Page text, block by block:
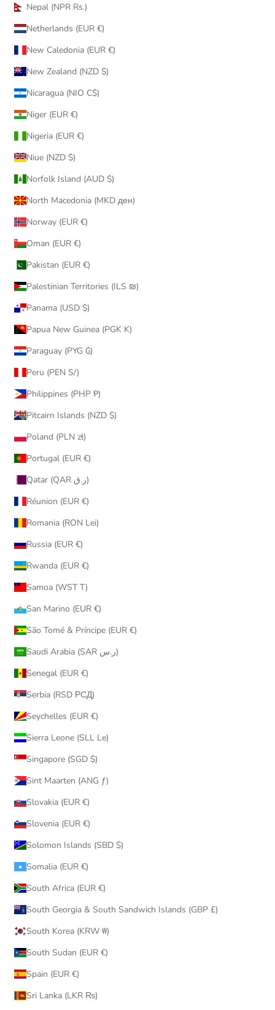
Nepal (NPR Rs.)
Netherlands (EUR €)
New Caledonia (EUR €)
New Zealand (NZD $)
Nicaragua (NIO C$)
Niger (EUR €)
Nigeria (EUR €)
Niue (NZD $)
Norfolk Island (AUD $)
North Macedonia (MKD ден)
Norway (EUR €)
Oman (EUR €)
Pakistan (EUR €)
Palestinian Territories (ILS ₪)
Panama (USD $)
Papua New Guinea (PGK K)
Paraguay (PYG ₲)
Peru (PEN S/)
Philippines (PHP ₱)
Pitcairn Islands (NZD $)
Poland (PLN zł)
Portugal (EUR €)
Qatar (QAR ر.ق)
Réunion (EUR €)
Romania (RON Lei)
Russia (EUR €)
Rwanda (EUR €)
Samoa (WST T)
San Marino (EUR €)
São Tomé & Príncipe (EUR €)
Saudi Arabia (SAR ر.س)
Senegal (EUR €)
Serbia (RSD РСД)
Seychelles (EUR €)
Sierra Leone (SLL Le)
Singapore (SGD $)
Sint Maarten (ANG ƒ)
Slovakia (EUR €)
Slovenia (EUR €)
Solomon Islands (SBD $)
Somalia (EUR €)
South Africa (EUR €)
South Georgia & South Sandwich Islands (GBP £)
South Korea (KRW ₩)
South Sudan (EUR €)
Spain (EUR €)
Sri Lanka (LKR ₨)